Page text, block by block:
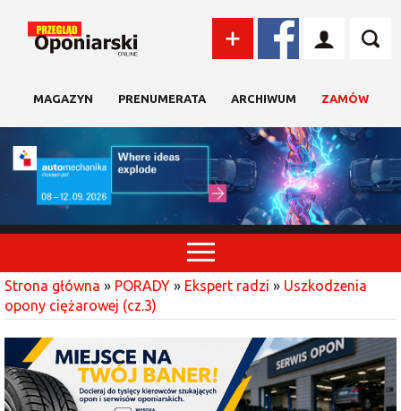
MAGAZYN PRENUMERATA ARCHIWUM ZAMÓW
Strona główna » PORADY » Ekspert radzi » Uszkodzenia
opony ciężarowej (cz.3)